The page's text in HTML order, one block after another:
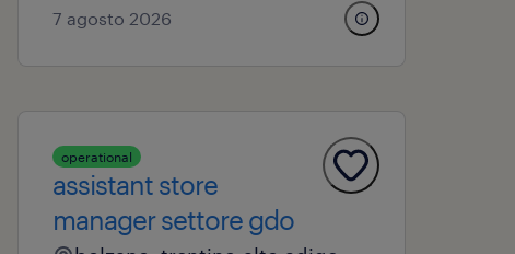
7 agosto 2026
operational
assistant store
manager settore gdo